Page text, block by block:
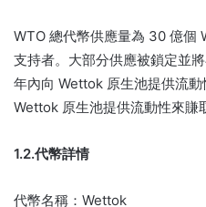
WTO 總代幣供應量為 30 億個
支持者。 大部分供應被鎖定並
年內向 Wettok 原生池提供流
Wettok 原生池提供流動性來賺
1.2.代幣詳情
代幣名稱：Wettok